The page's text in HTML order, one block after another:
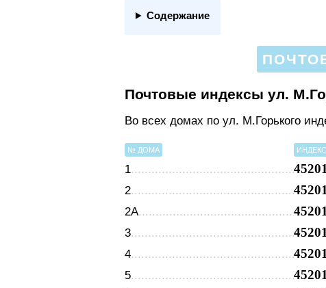
Содержание
Почтовые индексы ул.
Во всех домах по ул. М.Горького
№ ДОМА ИНДЕКС
1
2
2А
3
4
5